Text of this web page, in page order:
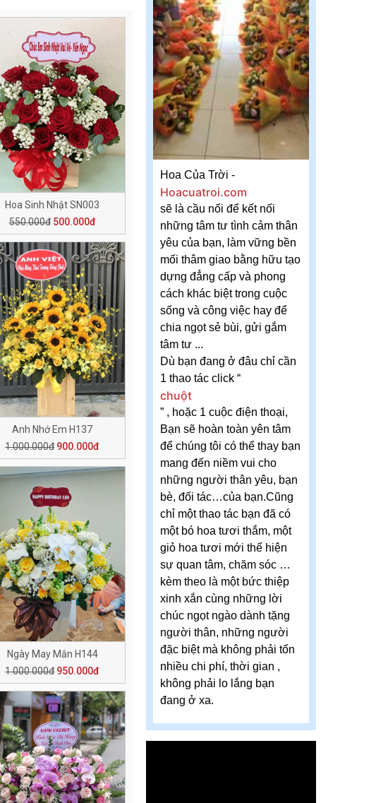
Hoa Sinh Nhật SN003
550.000đ 500.000đ
Anh Nhớ Em H137
1.000.000đ 900.000đ
Ngày May Mắn H144
1.000.000đ 950.000đ
Hoa Của Trời -
Hoacuatroi.com
sẽ là cầu nối để kết nối
những tâm tư tình cảm thân
yêu của bạn, làm vững bền
mối thâm giao bằng hữu tạo
dựng đẳng cấp và phong
cách khác biệt trong cuộc
sống và công việc hay để
chia ngọt sẻ bùi, gửi gắm
tâm tư ...
Dù bạn đang ở đâu chỉ cần
1 thao tác click “
chuột
” , hoặc 1 cuộc điện thoại,
Bạn sẽ hoàn toàn yên tâm
để chúng tôi có thể thay bạn
mang đến niềm vui cho
những người thân yêu, bạn
bè, đối tác…của bạn.Cũng
chỉ một thao tác bạn đã có
một bó hoa tươi thắm, một
giỏ hoa tươi mới thể hiện
sự quan tâm, chăm sóc …
kèm theo là một bức thiệp
xinh xắn cùng những lời
chúc ngọt ngào dành tặng
người thân, những người
đặc biệt mà không phải tốn
nhiều chi phí, thời gian ,
không phải lo lắng bạn
đang ở xa.